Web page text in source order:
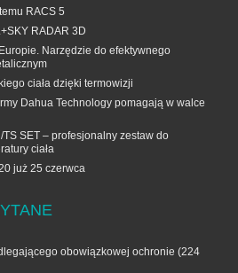
RACS 5
RADAR 3D
Narzędzie do efektywnego
ciała dzięki termowizji
Dahua Technology pomagają w walce
SET – profesjonalny zestaw do
ciała
już 25 czerwca
obowiązkowej ochronie (224